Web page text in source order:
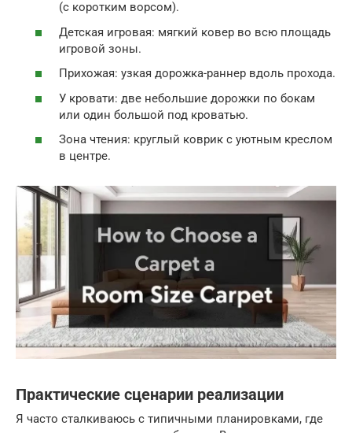
(с коротким ворсом).
Детская игровая: мягкий ковер во всю площадь
игровой зоны.
Прихожая: узкая дорожка-раннер вдоль прохода.
У кровати: две небольшие дорожки по бокам
или один большой под кроватью.
Зона чтения: круглый коврик с уютным креслом
в центре.
Практические сценарии реализации
Я часто сталкиваюсь с типичными планировками, где